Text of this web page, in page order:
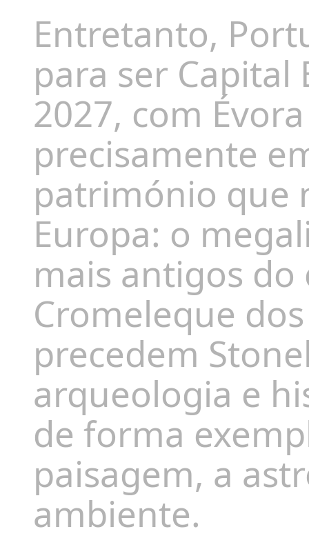
Entretanto,
para ser
2027, com
precisamente
património que
Europa: o
mais antigos
Cromeleque
precedem
arqueologia e
de forma
paisagem, a
ambiente.